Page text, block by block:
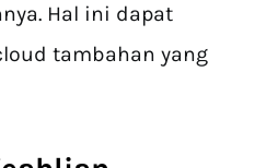
Hal ini dapat
tambahan yang